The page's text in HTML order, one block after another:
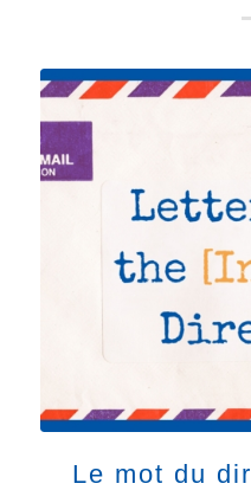
Le mot du